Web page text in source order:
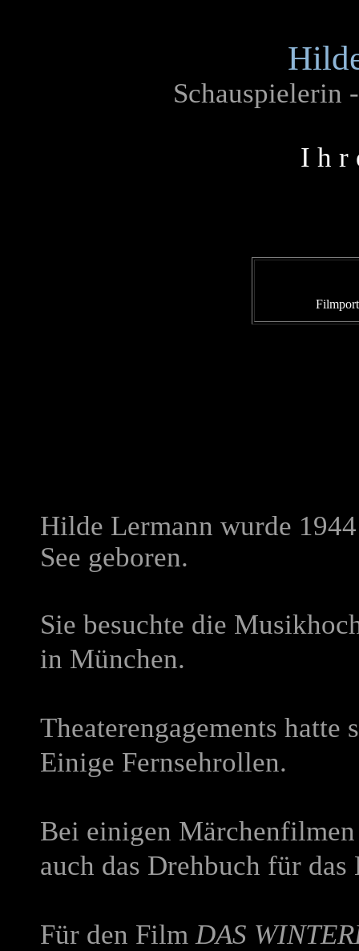
Schauspielerin
I h r
Hilde Lermann wurde
See geboren.
Sie besuchte die
in München.
Theaterengagements
Einige Fernsehrollen.
Bei einigen
auch das Drehbuch für
Für den FilmDAS